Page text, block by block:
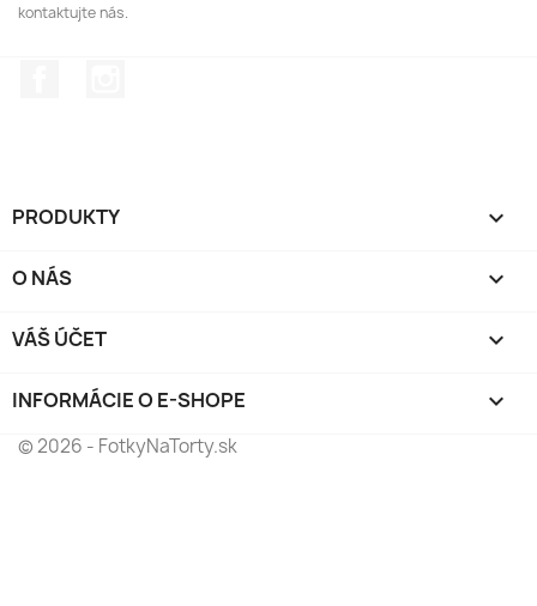
kontaktujte nás.
PRODUKTY 
O NÁS 
VÁŠ ÚČET 
INFORMÁCIE O E-SHOPE keyboard_arrow_down
© 2026 - FotkyNaTorty.sk